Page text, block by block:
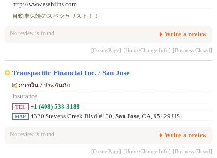
http://www.asahiins.com
自動車保険のスペシャリスト！！
No review is found. Write a review
[Create Page] [Hours/Change Info] [Business Closed]
Transpacific Financial Inc. / San Jose
การเงิน / ประกันภัย
Insurance
TEL +1 (408) 538-3188
MAP 4320 Stevens Creek Blvd #130, San Jose, CA, 95129 US
No review is found. Write a review
[Create Page] [Hours/Change Info] [Business Closed]